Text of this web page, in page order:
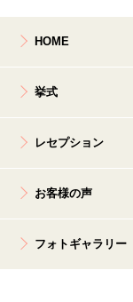
HOME
挙式
レセプション
お客様の声
フォトギャラリー